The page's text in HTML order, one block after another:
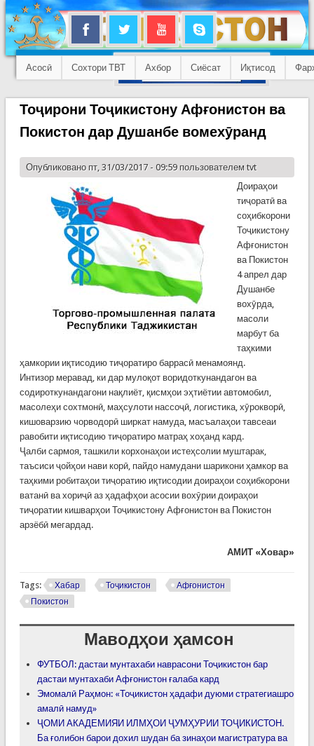
Асосӣ Сохтори ТВТ Ахбор Сиёсат Иқтисод
Тоҷирони Тоҷикистону Афғонистон ва
Покистон дар Душанбе вомехӯранд
Опубликовано пт, 31/03/2017 - 09:59 пользователем tvt
Доираҳои
тиҷоратӣ ва
соҳибкорони
Тоҷикистону
Афғонистон
ва Покистон
4 апрел дар
Душанбе
вохӯрда,
масоли
марбут ба
таҳкими
ҳамкории иқтисодию тиҷоратиро баррасӣ менамоянд.
Интизор меравад, ки дар мулоқот воридоткунандагон ва
содироткунандагони нақлиёт, қисмҳои эҳтиётии автомобил,
масолеҳи сохтмонӣ, маҳсулоти нассоҷӣ, логистика, хӯрокворӣ,
кишоварзию чорводорӣ ширкат намуда, масъалаҳои тавсеаи
равобити иқтисодию тиҷоратиро матраҳ хоҳанд кард.
Ҷалби сармоя, ташкили корхонаҳои истеҳсолии муштарак,
таъсиси ҷойҳои нави корӣ, пайдо намудани шарикони ҳамкор ва
таҳкими робитаҳои тиҷоратию иқтисодии доираҳои соҳибкорони
ватанӣ ва хориҷӣ аз ҳадафҳои асосии вохӯрии доираҳои
тиҷоратии кишварҳои Тоҷикистону Афғонистон ва Покистон
арзёбӣ мегардад.
АМИТ «Ховар»
Tags: Хабар Тоҷикистон
Афғонистон
Покистон
Маводҳои ҳамсон
ФУТБОЛ: дастаи мунтахаби наврасони Тоҷикистон бар
дастаи мунтахаби Афғонистон ғалаба кард
Эмомалӣ Раҳмон: «Тоҷикистон ҳадафи дуюми стратегиашро
амалӣ намуд»
ҶОМИ АКАДЕМИЯИ ИЛМҲОИ ҶУМҲУРИИ ТОҶИКИСТОН.
Ба ғолибон барои дохил шудан ба зинаҳои магистратура ва